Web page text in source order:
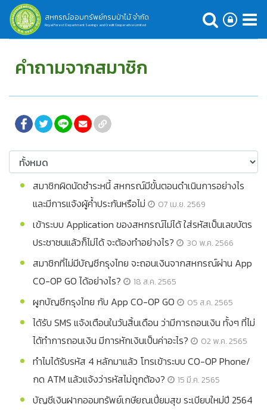
สหกรณ์ออมทรัพย์กรมป่าไม้ จำกัด
Royal Forest Department Savings and Credit Cooperative Limited
คำถามจากสมาชิก
สมาชิกผิดนัดชำระหนี้ สหกรณ์มีขั้นตอนดำเนินการอย่างไร
และมีการแจ้งผู้ค้ำประกันหรือไม่
07 เม.ย. 2569
เข้าระบบ Application ของสหกรณ์ไม่ได้ ใส่รหัสเป็นเลขบัตร
ประชาชนแล้วก็ไม่ได้ จะต้องทำอย่างไร?
30 พ.ค. 2566
สมาชิกที่ไม่มีบัญชีกรุงไทย จะถอนเงินจากสหกรณ์ผ่าน App
CO-OP GO ได้อย่างไร?
18 ส.ค. 2565
ผูกบัญชีกรุงไทย กับ App CO-OP GO 05 ส.ค. 2565
ได้รับ SMS แจ้งเตือนในวันสิ้นเดือน ว่ามีการถอนเงิน ทั้งๆ ที่ไม่
ได้ทำการถอนเงิน มีการหักเงินเป็นค่าอะไร?
02 พ.ค. 2565
ทำไมได้รับรหัส 4 หลักมาแล้ว โทรเข้าระบบ CO-OP Phone/
กด ATM แล้วแจ้งว่ารหัสไม่ถูกต้อง?
15 มี.ค. 2565
บัญชีเงินฝากออมทรัพย์เกษียณเปี่ยมสุข ระเบียบใหม่ปี 2564